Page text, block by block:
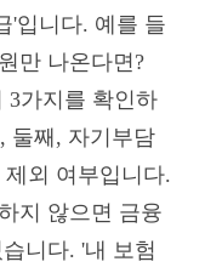
'입니다. 예를 들
만 나온다면?
3가지를 확인하
둘째, 자기부담
외 여부입니다.
지 않으면 금융
니다. '내 보험